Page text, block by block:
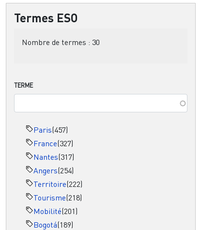
Termes ESO
Nombre de termes : 30
TERME
Paris(457)
France(327)
Nantes(317)
Angers(254)
Territoire(222)
Tourisme(218)
Mobilité(201)
Bogotá(189)